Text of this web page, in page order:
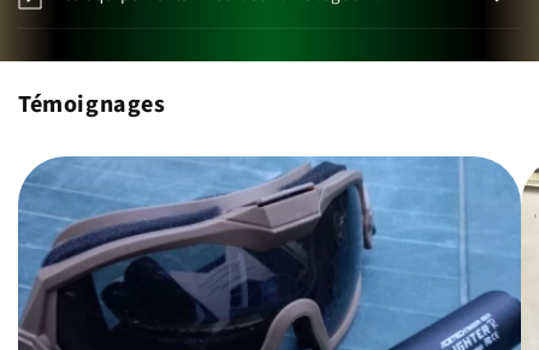
Témoignages